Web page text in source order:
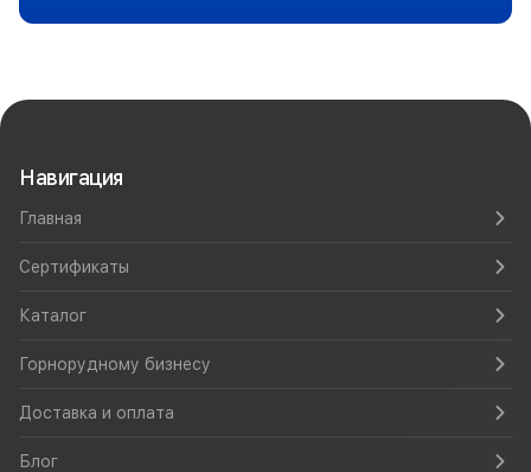
Навигация
Главная
Сертификаты
Каталог
Горнорудному бизнесу
Доставка и оплата
Блог